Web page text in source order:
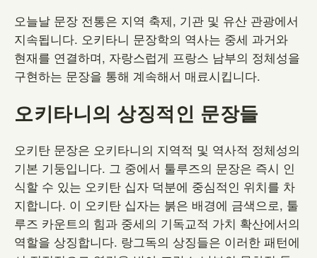
오늘날 문장 전통은 지역 축제, 기관 및 유산 관광에서
지속됩니다. 오키타니 문장학의 역사는 중세 과거와
현재를 연결하며, 자랑스럽게 프랑스 남부의 정체성을
구현하는 문장을 통해 계속해서 매료시킵니다.
오키타니의 상징적인 문장들
오키탄 문장은 오키타니의 지역적 및 역사적 정체성의
기본 기둥입니다. 그 중에서 툴루즈의 문장은 즉시 인
식할 수 있는 오키탄 십자 덕분에 중심적인 위치를 차
지합니다. 이 오키탄 십자는 붉은 배경에 금색으로, 툴
루즈 카운트의 힘과 중세의 기독교적 가치 확산에서의
역할을 상징합니다. 랑그독의 상징들은 이러한 패턴에